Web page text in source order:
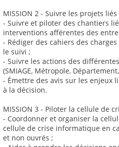
MISSION 2 - Suivre les projets
- Suivre et piloter des chantiers
interventions afférentes des
- Rédiger des cahiers des
le suivi ;
- Suivre les actions des
(SMIAGE, Métropole,
- Émettre des avis sur les enjeux
à la décision.
MISSION 3 - Piloter la cellule de
- Coordonner et organiser la
cellule de crise informatique en
et non ouvrés ;